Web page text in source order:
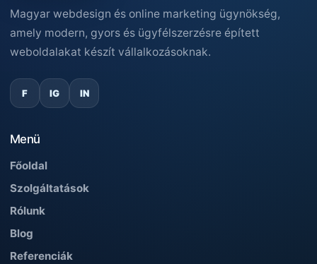
Magyar webdesign és online marketing ügynökség,
amely modern, gyors és ügyfélszerzésre épített
weboldalakat készít vállalkozásoknak.
F IG IN
Menü
Főoldal
Szolgáltatások
Rólunk
Blog
Referenciák